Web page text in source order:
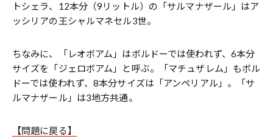
トシェラ、12本分（9リットル）の「サルマナザール」はア
ッシリアの王シャルマネセル3世。
ちなみに、「レオボアム」はボルドーでは使われず、6本分
サイズを「ジェロボアム」と呼ぶ。「マチュザレム」もボル
ドーでは使われず、8本分サイズは「アンペリアル」。「サ
ルマナザール」は3地方共通。
【問題に戻る】